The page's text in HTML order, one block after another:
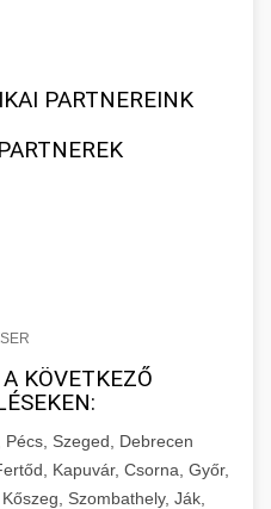
PARTNEREINK
KÖVETKEZŐ
Szeged, Debrecen
Kapuvár, Csorna, Győr,
Szombathely, Ják,